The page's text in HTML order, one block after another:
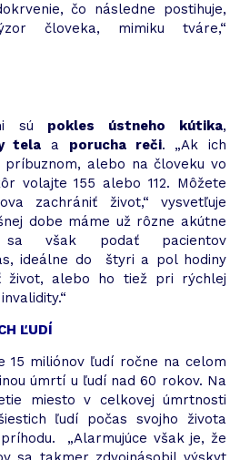
čo následne postihuje,
človeka, mimiku tváre,“
sú pokles ústneho kútika,
tela a porucha reči. „Ak ich
príbuznom, alebo na človeku vo
volajte 155 alebo 112. Môžete
zachrániť život,“ vysvetľuje
dobe máme už rôzne akútne
sa však podať pacientov
ideálne do štyri a pol hodiny
život, alebo ho tiež pri rýchlej
ĽUDÍ
15 miliónov ľudí ročne na celom
úmrtí u ľudí nad 60 rokov. Na
miesto v celkovej úmrtnosti
ľudí počas svojho života
„Alarmujúce však je, že